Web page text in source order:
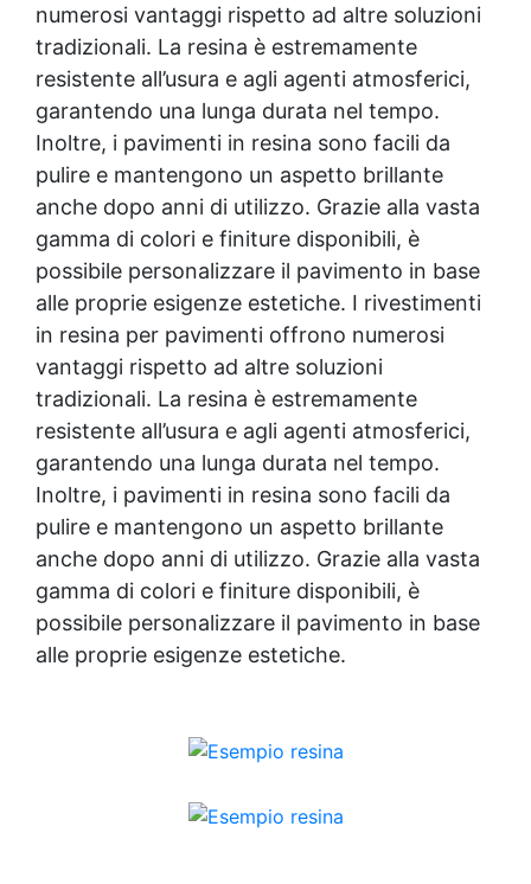
numerosi vantaggi rispetto ad altre soluzioni
tradizionali. La resina è estremamente
resistente all’usura e agli agenti atmosferici,
garantendo una lunga durata nel tempo.
Inoltre, i pavimenti in resina sono facili da
pulire e mantengono un aspetto brillante
anche dopo anni di utilizzo. Grazie alla vasta
gamma di colori e finiture disponibili, è
possibile personalizzare il pavimento in base
alle proprie esigenze estetiche. I rivestimenti
in resina per pavimenti offrono numerosi
vantaggi rispetto ad altre soluzioni
tradizionali. La resina è estremamente
resistente all’usura e agli agenti atmosferici,
garantendo una lunga durata nel tempo.
Inoltre, i pavimenti in resina sono facili da
pulire e mantengono un aspetto brillante
anche dopo anni di utilizzo. Grazie alla vasta
gamma di colori e finiture disponibili, è
possibile personalizzare il pavimento in base
alle proprie esigenze estetiche.